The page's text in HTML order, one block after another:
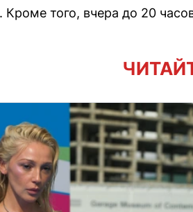
Кроме того, вчера до 20